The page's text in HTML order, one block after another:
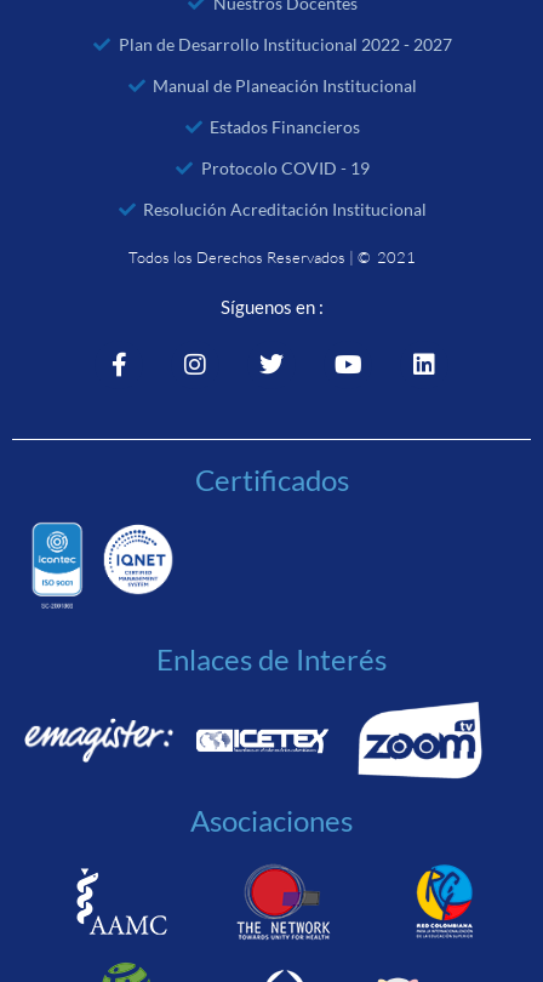
Plan de Desarrollo Institucional 2022 - 2027
Manual de Planeación Institucional
Estados Financieros
Protocolo COVID - 19
Resolución Acreditación Institucional
Todos los Derechos Reservados | © 2021
Síguenos en :
Certificados
Enlaces de Interés
Asociaciones